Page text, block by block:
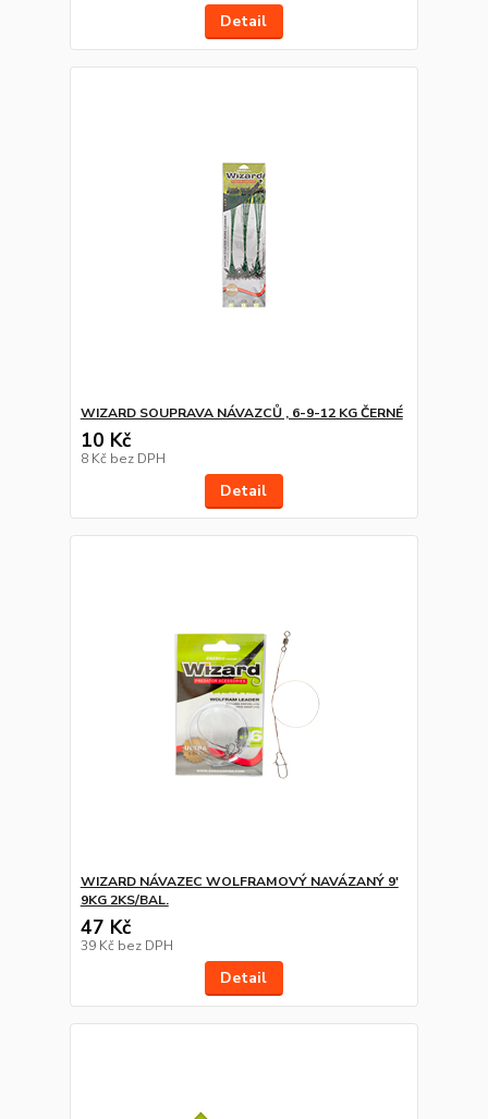
Detail
WIZARD SOUPRAVA NÁVAZCŮ , 6-9-12 KG ČERNÉ
10 Kč
8 Kč bez DPH
Detail
WIZARD NÁVAZEC WOLFRAMOVÝ NAVÁZANÝ 9'
9KG 2KS/BAL.
47 Kč
39 Kč bez DPH
Detail